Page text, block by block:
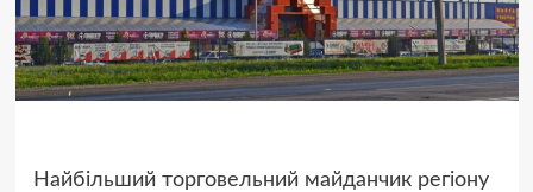
Найбільший торговельний майданчик регіону